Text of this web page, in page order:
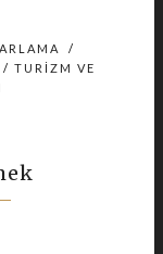
/
/ TURIZM VE